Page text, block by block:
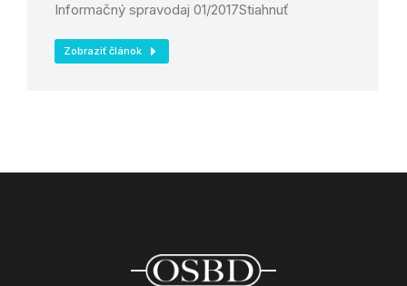
Informačný spravodaj 01/2017Stiahnuť
Zobraziť článok